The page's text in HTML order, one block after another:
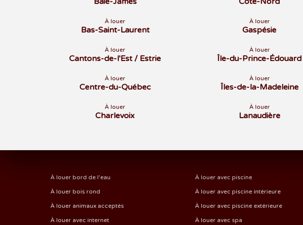
À louer
Bas-Saint-Laurent
À louer
Cantons-de-l'Est / Estrie
À louer
Centre-du-Québec
À louer
Charlevoix
À louer
Gaspésie
À louer
Île-du-Prince-Édouard
À louer
Îles-de-la-Madeleine
À louer
Lanaudière
À louer bord de l'eau
À louer bois rond
À louer animaux acceptés
À louer avec internet
À louer avec piscine
À louer avec piscine intérieure
À louer avec piscine extérieure
À louer avec spa